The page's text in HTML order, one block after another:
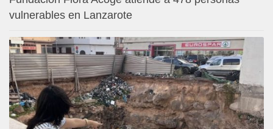
vulnerables en Lanzarote